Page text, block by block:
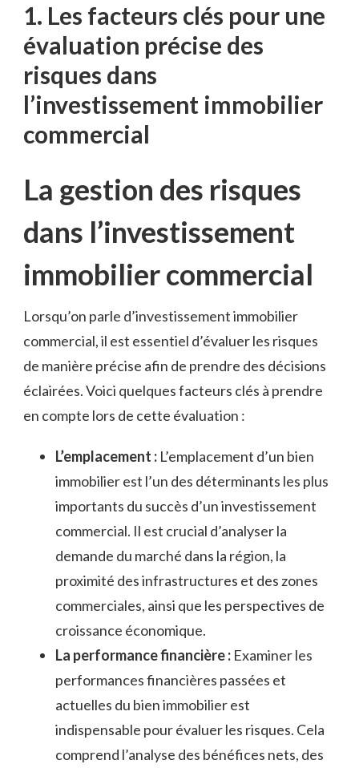
1. Les ​facteurs clés ‌pour une
évaluation précise des
risques ⁢dans
l’investissement immobilier
commercial
La⁣ gestion des risques
dans l’investissement
immobilier commercial
Lorsqu’on parle d’investissement immobilier
commercial, il⁤ est essentiel d’évaluer les risques
de manière précise afin de prendre des décisions
‍éclairées. Voici quelques facteurs clés à prendre
en compte lors de cette évaluation :
L’emplacement : L’emplacement d’un ⁤bien
immobilier est l’un ‍des ⁣déterminants‍ les plus⁤
importants du succès d’un investissement⁣
commercial. Il est crucial d’analyser la
demande du ‍marché dans la région, la
proximité des infrastructures ⁤et des zones ​
commerciales, ainsi‌ que les perspectives de
croissance économique.
La performance financière : Examiner les
performances financières passées et
actuelles du bien immobilier est
indispensable pour évaluer⁢ les ⁢risques. Cela
comprend l’analyse‍ des bénéfices nets, des